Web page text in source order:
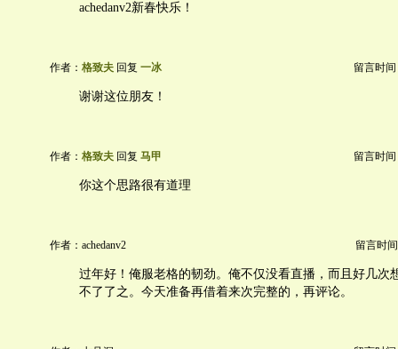
achedanv2新春快乐！
作者： 格致夫 回复 一冰 留言时间
谢谢这位朋友！
作者： 格致夫 回复 马甲 留言时间
你这个思路很有道理
作者：achedanv2 留言时
过年好！俺服老格的韧劲。俺不仅没看直播，而且好几次
不了了之。今天准备再借着来次完整的，再评论。